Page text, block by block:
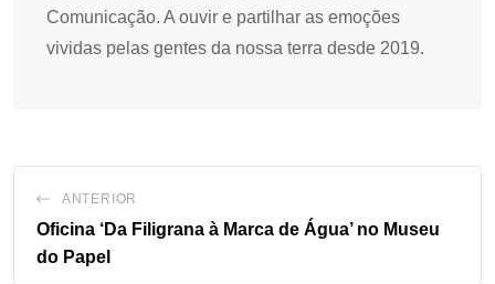
Comunicação. A ouvir e partilhar as emoções
vividas pelas gentes da nossa terra desde 2019.
ANTERIOR
Oficina ‘Da Filigrana à Marca de Água’ no Museu
do Papel